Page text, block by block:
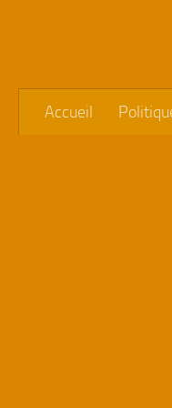
Accueil